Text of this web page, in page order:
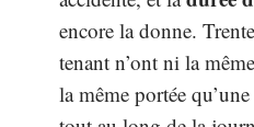
encore la donne.
tenant n’ont ni la
la même portée